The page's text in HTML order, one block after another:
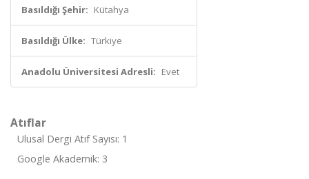
Basıldığı Şehir: Kütahya
Basıldığı Ülke: Türkiye
Anadolu Üniversitesi Adresli: Evet
Atıflar
Ulusal Dergi Atıf Sayısı: 1
Google Akademik: 3